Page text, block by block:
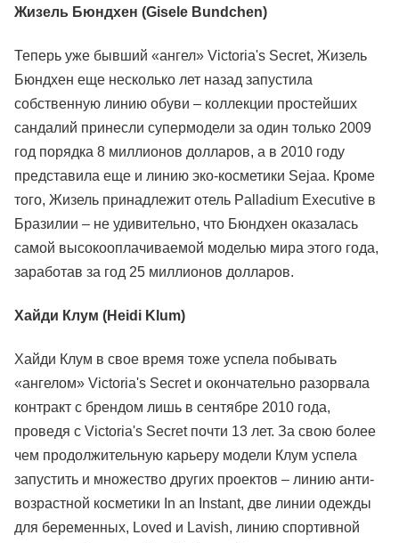
Жизель Бюндхен (Gisele Bundchen)
Теперь уже бывший «ангел» Victoria's Secret, Жизель
Бюндхен еще несколько лет назад запустила
собственную линию обуви – коллекции простейших
сандалий принесли супермодели за один только 2009
год порядка 8 миллионов долларов, а в 2010 году
представила еще и линию эко-косметики Sejaa. Кроме
того, Жизель принадлежит отель Palladium Executive в
Бразилии – не удивительно, что Бюндхен оказалась
самой высокооплачиваемой моделью мира этого года,
заработав за год 25 миллионов долларов.
Хайди Клум (Heidi Klum)
Хайди Клум в свое время тоже успела побывать
«ангелом» Victoria's Secret и окончательно разорвала
контракт с брендом лишь в сентябре 2010 года,
проведя с Victoria's Secret почти 13 лет. За свою более
чем продолжительную карьеру модели Клум успела
запустить и множество других проектов – линию анти-
возрастной косметики In an Instant, две линии одежды
для беременных, Loved и Lavish, линию спортивной